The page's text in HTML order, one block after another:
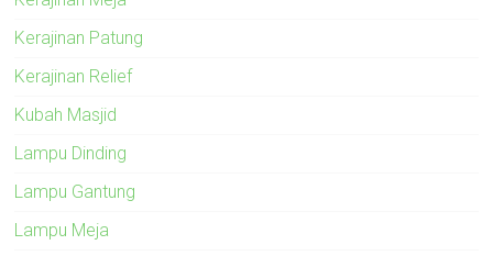
Kerajinan Patung
Kerajinan Relief
Kubah Masjid
Lampu Dinding
Lampu Gantung
Lampu Meja